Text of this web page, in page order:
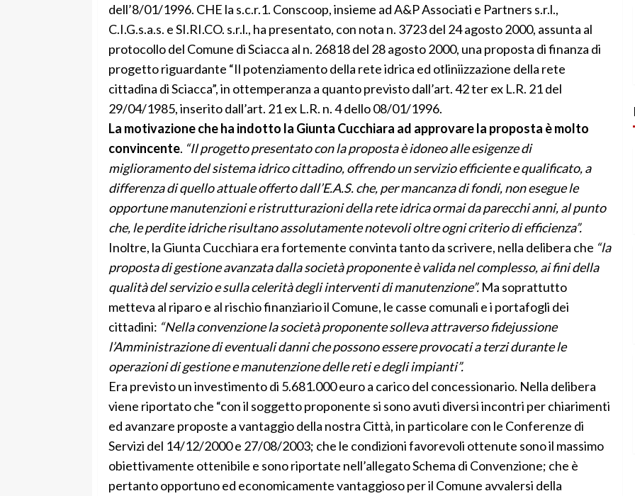
dell’8/01/1996. CHE la s.c.r.1. Conscoop, insieme ad A&P Associati e Partners s.r.l.,
C.I.G.s.a.s. e SI.RI.CO. s.r.l., ha presentato, con nota n. 3723 del 24 agosto 2000, assunta al
protocollo del Comune di Sciacca al n. 26818 del 28 agosto 2000, una proposta di finanza di
progetto riguardante “Il potenziamento della rete idrica ed otliniizzazione della rete
cittadina di Sciacca”, in ottemperanza a quanto previsto dall’art. 42 ter ex L.R. 21 del
29/04/1985, inserito dall’art. 21 ex L.R. n. 4 dello 08/01/1996.
La motivazione che ha indotto la Giunta Cucchiara ad approvare la proposta è molto
convincente. “Il progetto presentato con la proposta è idoneo alle esigenze di
miglioramento del sistema idrico cittadino, offrendo un servizio efficiente e qualificato, a
differenza di quello attuale offerto dall’E.A.S. che, per mancanza di fondi, non esegue le
opportune manutenzioni e ristrutturazioni della rete idrica ormai da parecchi anni, al punto
che, le perdite idriche risultano assolutamente notevoli oltre ogni criterio di efficienza”.
Inoltre, la Giunta Cucchiara era fortemente convinta tanto da scrivere, nella delibera che “la
proposta di gestione avanzata dalla società proponente è valida nel complesso, ai fini della
qualità del servizio e sulla celerità degli interventi di manutenzione”. Ma soprattutto
metteva al riparo e al rischio finanziario il Comune, le casse comunali e i portafogli dei
cittadini: “Nella convenzione la società proponente solleva attraverso fidejussione
l’Amministrazione di eventuali danni che possono essere provocati a terzi durante le
operazioni di gestione e manutenzione delle reti e degli impianti”.
Era previsto un investimento di 5.681.000 euro a carico del concessionario. Nella delibera
viene riportato che “con il soggetto proponente si sono avuti diversi incontri per chiarimenti
ed avanzare proposte a vantaggio della nostra Città, in particolare con le Conferenze di
Servizi del 14/12/2000 e 27/08/2003; che le condizioni favorevoli ottenute sono il massimo
obiettivamente ottenibile e sono riportate nell’allegato Schema di Convenzione; che è
pertanto opportuno ed economicamente vantaggioso per il Comune avvalersi della